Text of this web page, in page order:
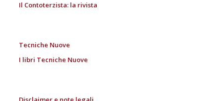
Il Contoterzista: la rivista
Tecniche Nuove
I libri Tecniche Nuove